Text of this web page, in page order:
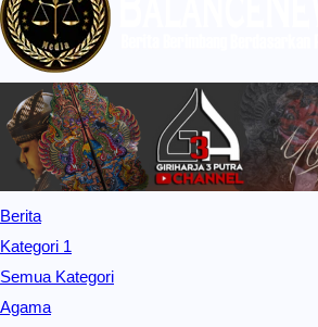
Berita
Kategori 1
Semua Kategori
Agama